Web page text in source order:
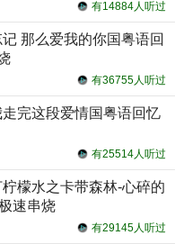
有14884人听过
那么爱我的你国粤语回
有36755人听过
完这段爱情国粤语回忆
有25514人听过
檬水之卡带森林-心碎的
速串烧
有29145人听过